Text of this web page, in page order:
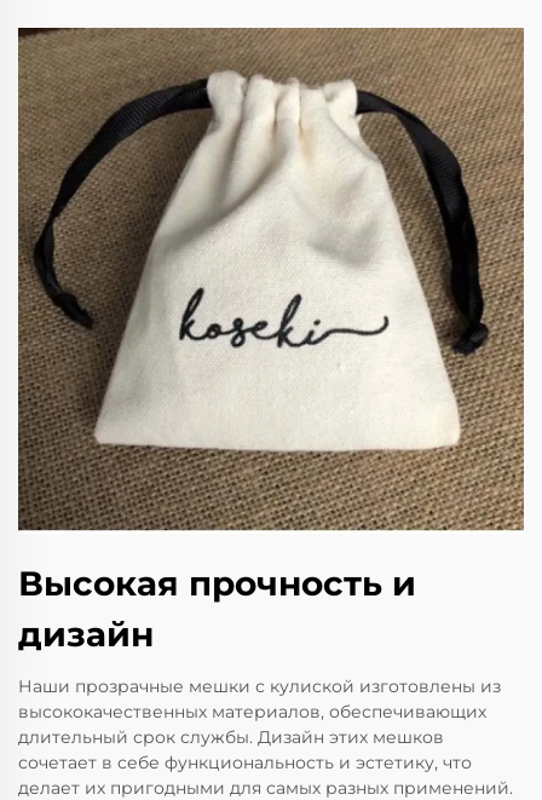
Высокая прочность и
дизайн
Наши прозрачные мешки с кулиской изготовлены из
высококачественных материалов, обеспечивающих
длительный срок службы. Дизайн этих мешков
сочетает в себе функциональность и эстетику, что
делает их пригодными для самых разных применений.